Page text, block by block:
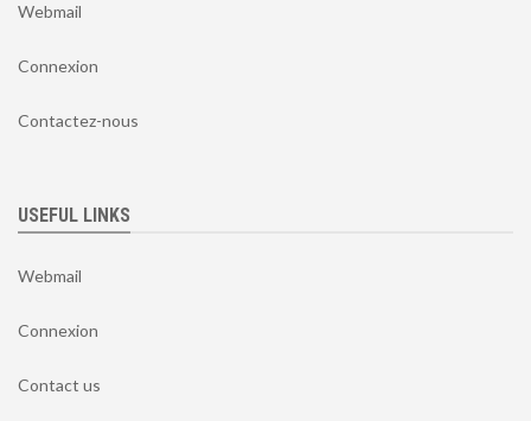
Webmail
Connexion
Contactez-nous
USEFUL LINKS
Webmail
Connexion
Contact us